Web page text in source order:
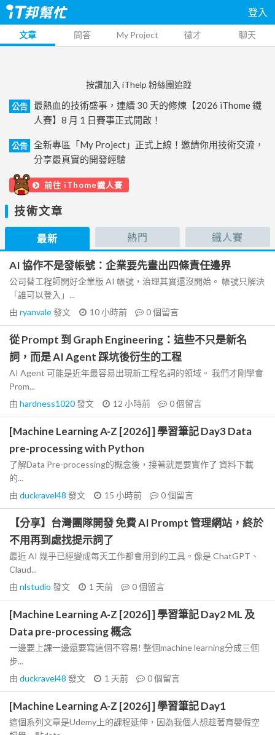
登入
文章 問答 My Project 徵才 聊天
按讚加入 iThelp 粉絲團追蹤
公告
最熱血的技術盛事，連續 30 天的修煉【2026 iThome 鐵
人賽】8 月 1 日賽事正式開啟！
公告
全新專區「My Project」正式上線！邀請你用技術交流，
分享最真實的開發經驗
前往 iThome鐵人賽
技術文章
最新 熱門 鐵人賽
AI 協作不是發帳號：企業要先畫出四條責任邊界
公司替工程師開好企業版 AI 帳號，治理其實還沒開始。 帳號只解決
「誰可以登入」...
由 ryanvale發文 10 小時前 0個留言
從 Prompt 到 Graph Engineering：這些不只是新名
詞，而是 AI Agent 踩坑後衍生的工程
AI Agent 可能是近年最容易出現新工程名詞的領域。 我們才剛學會
Prom...
由 hardness1020發文 12 小時前 0個留言
[Machine Learning A-Z [2026] ] 學習筆記 Day3 Data
pre-processing with Python
了解Data Pre-processing的概念後，接著就是要實作了 資料下載
的...
由 duckravel48 發文 15 小時前 0個留言
【分享】台灣團隊開發 免費 AI Prompt 管理網站，終於
不用再到處找提示詞了
最近 AI 幾乎已經變成每天工作都會用到的工具。像是 ChatGPT、
Claud...
由 nlstudio 發文 1 天前 0個留言
[Machine Learning A-Z [2026] ] 學習筆記 Day2 ML 及
Data pre-processing 概念
一邊要上課一邊還要寫這個不容易! 整個machine learning分成三個
步...
由 duckravel48 發文 1 天前 0個留言
[Machine Learning A-Z [2026] ] 學習筆記 Day1
這個系列文章是Udemy上的課程延伸，因為我個人想趁著育嬰假空